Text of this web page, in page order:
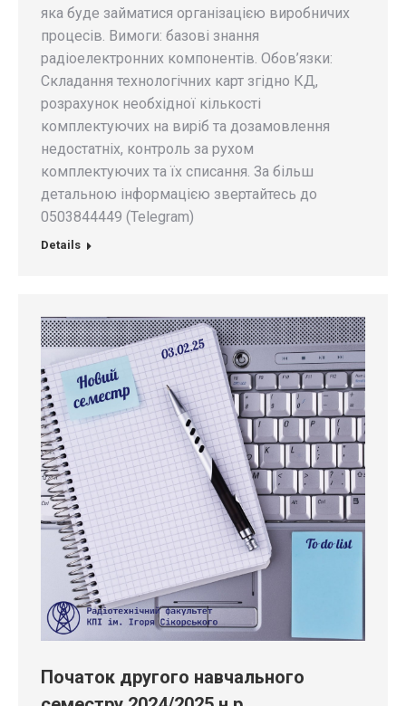
яка буде займатися організацією виробничих
процесів. Вимоги: базові знання
радіоелектронних компонентів. Обов’язки:
Складання технологічних карт згідно КД,
розрахунок необхідної кількості
комплектуючих на виріб та дозамовлення
недостатніх, контроль за рухом
комплектуючих та їх списання. За більш
детальною інформацією звертайтесь до
0503844449 (Telegram)
Details
Початок другого навчального